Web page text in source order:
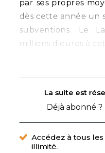
par ses propres
dès cette année un
subventions. Le
millions d'euros à
La suite est
Déjà abonné ?
Accédez à tous
illimité.